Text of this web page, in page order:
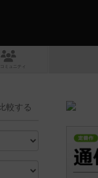
コミュニティ
比較する